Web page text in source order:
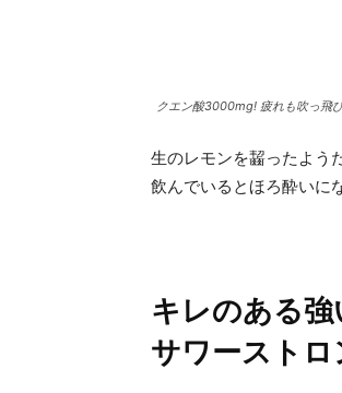
クエン酸3000mg! 疲れも吹っ飛
生のレモンを齧ったよう
飲んでいるとほろ酔いに
キレのある
サワーストロ